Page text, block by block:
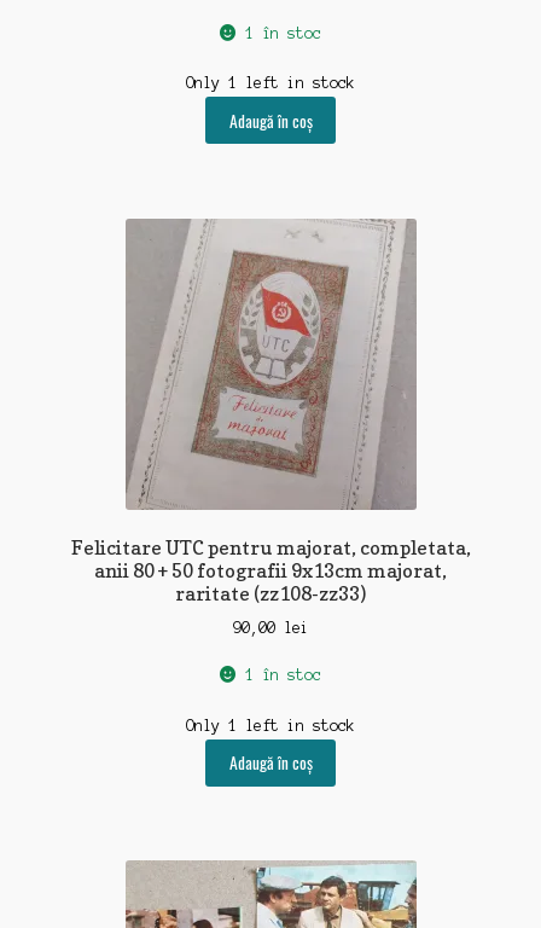
1 în stoc
Only 1 left in stock
Adaugă în coș
Felicitare UTC pentru majorat, completata,
anii 80 + 50 fotografii 9x13cm majorat,
raritate (zz108-zz33)
90,00 lei
1 în stoc
Only 1 left in stock
Adaugă în coș